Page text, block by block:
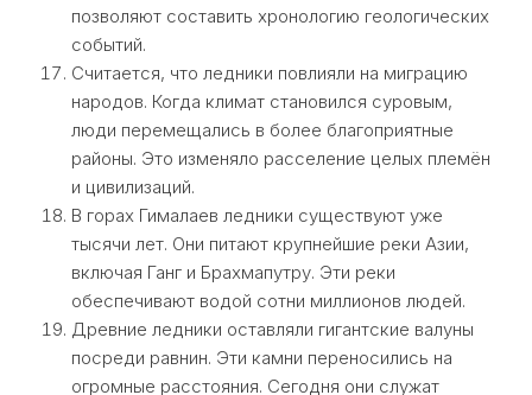
позволяют составить хронологию геологических
событий.
Считается, что ледники повлияли на миграцию
народов. Когда климат становился суровым,
люди перемещались в более благоприятные
районы. Это изменяло расселение целых племён
и цивилизаций.
В горах Гималаев ледники существуют уже
тысячи лет. Они питают крупнейшие реки Азии,
включая Ганг и Брахмапутру. Эти реки
обеспечивают водой сотни миллионов людей.
Древние ледники оставляли гигантские валуны
посреди равнин. Эти камни переносились на
огромные расстояния. Сегодня они служат